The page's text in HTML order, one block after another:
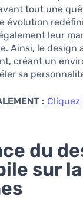
tout une
évolution
leur
Ainsi, le design
créant un
sa
:
du
sur